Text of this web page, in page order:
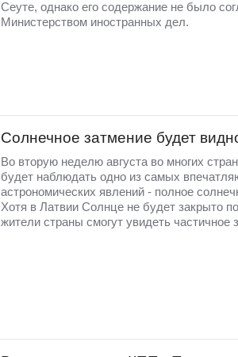
Сеуте, однако его содержание не было
Министерством иностранных дел.
Солнечное затмение будет
Во вторую неделю августа во многих
будет наблюдать одно из самых
астрономических явлений - полное
Хотя в Латвии Солнце не будет закрыто
жители страны смогут увидеть частичное